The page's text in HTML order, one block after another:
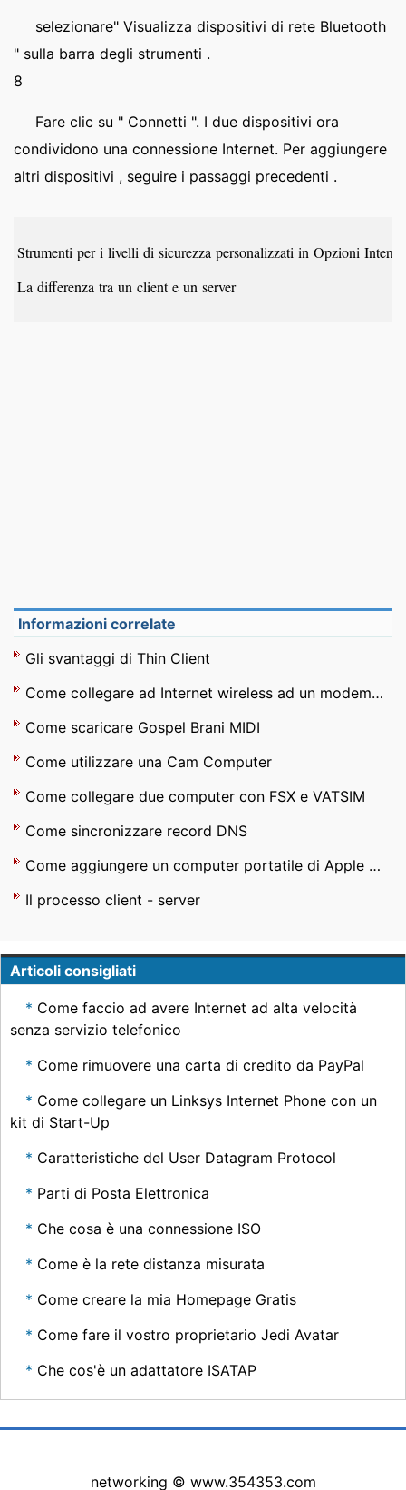
selezionare" Visualizza dispositivi di rete Bluetooth
" sulla barra degli strumenti .
8
Fare clic su " Connetti ". I due dispositivi ora
condividono una connessione Internet. Per aggiungere
altri dispositivi , seguire i passaggi precedenti .
Strumenti per i livelli di sicurezza personalizzati in Opzioni
La differenza tra un client e un server
Informazioni correlate
Gli svantaggi di Thin Client
Come collegare ad Internet wireless ad un modem Cox
Come scaricare Gospel Brani MIDI
Come utilizzare una Cam Computer
Come collegare due computer con FSX e VATSIM
Come sincronizzare record DNS
Come aggiungere un computer portatile di Apple ad un PC Desktop
Il processo client - server
Articoli consigliati
Come faccio ad avere Internet ad alta velocità
senza servizio telefonico
Come rimuovere una carta di credito da PayPal
Come collegare un Linksys Internet Phone con un
kit di Start-Up
Caratteristiche del User Datagram Protocol
Parti di Posta Elettronica
Che cosa è una connessione ISO
Come è la rete distanza misurata
Come creare la mia Homepage Gratis
Come fare il vostro proprietario Jedi Avatar
Che cos'è un adattatore ISATAP
networking © www.354353.com